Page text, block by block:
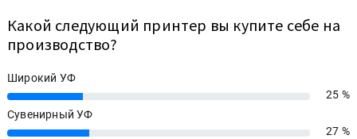
Какой следующий принтер вы купите себе на
производство?
Широкий УФ
25%
25 %
Сувенирный УФ
27%
27 %